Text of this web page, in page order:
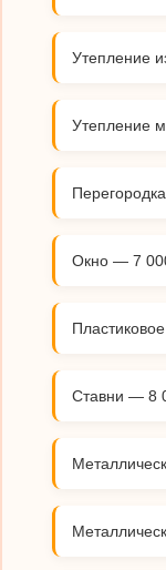
Утепление
Утепление
Окно — 7
Ставни — 8